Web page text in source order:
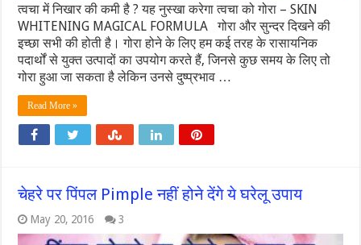
त्वचा में निखार की कमी है ? यह नुस्खा करेगा त्वचा को गोरा – SKIN
WHITENING MAGICAL FORMULA गोरा और सुन्दर दिखने की
इच्छा सभी की होती है। गोरा होने के लिए हम कई तरह के रासायनिक
पदार्थों से युक्त उत्पादों का उपयोग करते हैं, जिनसे कुछ समय के लिए तो
गोरा हुआ जा सकता है लेकिन उनसे दुष्प्रभाव …
Read More »
चेहरे पर पिंपल Pimple नहीं होने देंगे ये घरेलू उपाय
May 20, 2016 3